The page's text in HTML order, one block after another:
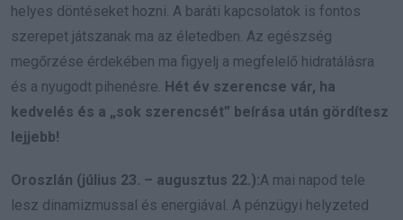
helyes döntéseket hozni. A baráti kapcsolatok is fontos
szerepet játszanak ma az életedben. Az egészség
megőrzése érdekében ma figyelj a megfelelő hidratálásra
és a nyugodt pihenésre. Hét év szerencse vár, ha
kedvelés és a „sok szerencsét” beírása után gördítesz
lejjebb!
Oroszlán (július 23. – augusztus 22.):A mai napod tele
lesz dinamizmussal és energiával. A pénzügyi helyzeted